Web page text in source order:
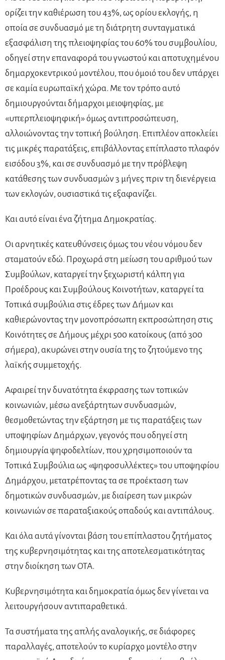
ορίζει την καθιέρωση του 43%, ως ορίου εκλογής, η
οποία σε συνδυασμό με τη διάτρητη συνταγματικά
εξασφάλιση της πλειοψηφίας του 60% του συμβουλίου,
οδηγεί στην επαναφορά του γνωστού και αποτυχημένου
δημαρχοκεντρικού μοντέλου, που όμοιό του δεν υπάρχει
σε καμία ευρωπαϊκή χώρα. Με τον τρόπο αυτό
δημιουργούνται δήμαρχοι μειοψηφίας, με
«υπερπλειοψηφική» όμως αντιπροσώπευση,
αλλοιώνοντας την τοπική βούληση. Επιπλέον αποκλείει
τις μικρές παρατάξεις, επιβάλλοντας επίπλαστο πλαφόν
εισόδου 3%, και σε συνδυασμό με την πρόβλεψη
κατάθεσης των συνδυασμών 3 μήνες πριν τη διενέργεια
των εκλογών, ουσιαστικά τις εξαφανίζει.
Και αυτό είναι ένα ζήτημα Δημοκρατίας.
Οι αρνητικές κατευθύνσεις όμως του νέου νόμου δεν
σταματούν εδώ. Προχωρά στη μείωση του αριθμού των
Συμβούλων, καταργεί την ξεχωριστή κάλπη για
Προέδρους και Συμβούλους Κοινοτήτων, καταργεί τα
Τοπικά συμβούλια στις έδρες των Δήμων και
καθιερώνοντας την μονοπρόσωπη εκπροσώπηση στις
Κοινότητες σε Δήμους μέχρι 500 κατοίκους (από 300
σήμερα), ακυρώνει στην ουσία της το ζητούμενο της
λαϊκής συμμετοχής.
Αφαιρεί την δυνατότητα έκφρασης των τοπικών
κοινωνιών, μέσω ανεξάρτητων συνδυασμών,
θεσμοθετώντας την εξάρτηση με τις παρατάξεις των
υποψηφίων Δημάρχων, γεγονός που οδηγεί στη
δημιουργία ψηφοδελτίων, που χρησιμοποιούν τα
Τοπικά Συμβούλια ως «ψηφοσυλλέκτες» του υποψηφίου
Δημάρχου, μετατρέποντας τα σε προέκταση των
δημοτικών συνδυασμών, με διαίρεση των μικρών
κοινωνιών σε παραταξιακούς οπαδούς και αντιπάλους.
Και όλα αυτά γίνονται βάση του επίπλαστου ζητήματος
της κυβερνησιμότητας και της αποτελεσματικότητας
στην διοίκηση των ΟΤΑ.
Κυβερνησιμότητα και δημοκρατία όμως δεν γίνεται να
λειτουργήσουν αντιπαραθετικά.
Τα συστήματα της απλής αναλογικής, σε διάφορες
παραλλαγές, αποτελούν το κυρίαρχο μοντέλο στην